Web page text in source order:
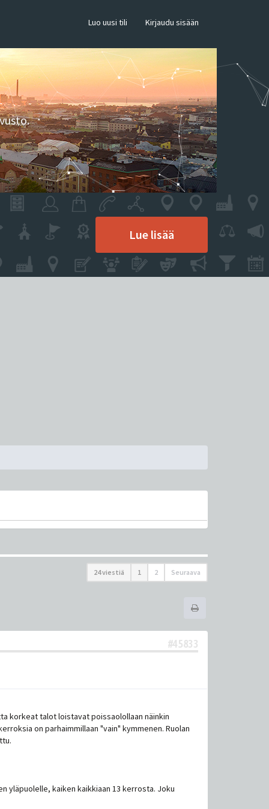
Luo uusi tili Kirjaudu sisään
Lue lisää
24 viestiä 1 2 Seuraava
#45833
korkeat talot loistavat poissaolollaan näinkin
on parhaimmillaan "vain" kymmenen. Ruolan
yläpuolelle, kaiken kaikkiaan 13 kerrosta. Joku